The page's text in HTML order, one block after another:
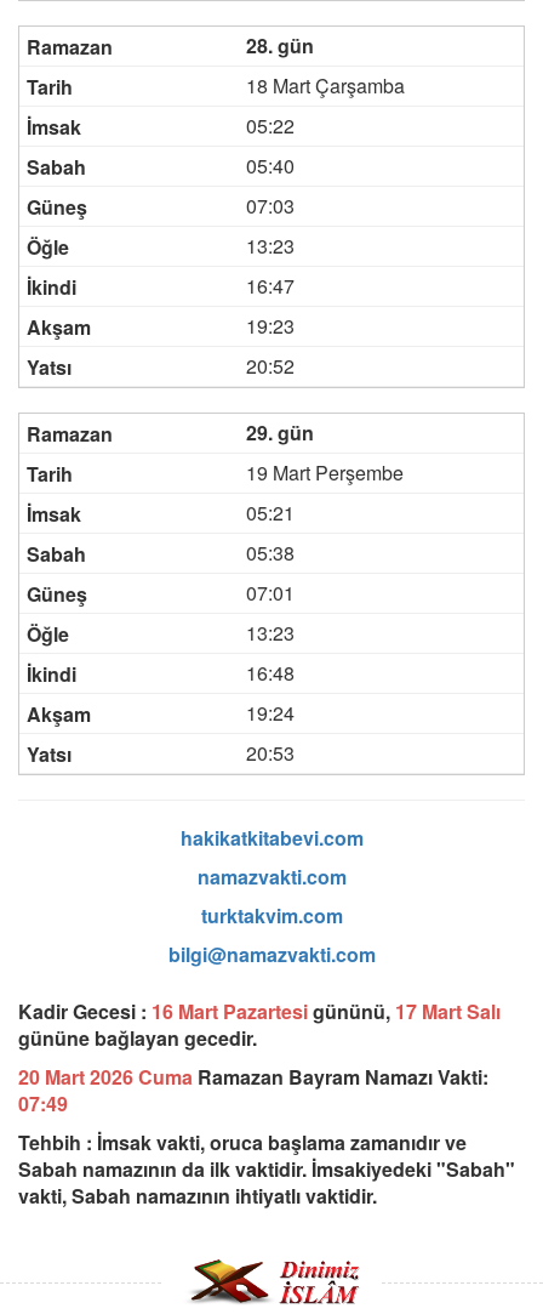
28. gün
18 Mart Çarşamba
05:22
05:40
07:03
13:23
16:47
19:23
20:52
29. gün
19 Mart Perşembe
05:21
05:38
07:01
13:23
16:48
19:24
20:53
hakikatkitabevi.com
namazvakti.com
turktakvim.com
bilgi@namazvakti.com
Kadir Gecesi : 16 Mart Pazartesigününü, 17 Mart Salı
gününe bağlayan gecedir.
20 Mart 2026 Cuma Ramazan Bayram Namazı Vakti:
07:49
Tehbih : İmsak vakti, oruca başlama zamanıdır ve
Sabah namazının da ilk vaktidir. İmsakiyedeki "Sabah"
vakti, Sabah namazının ihtiyatlı vaktidir.